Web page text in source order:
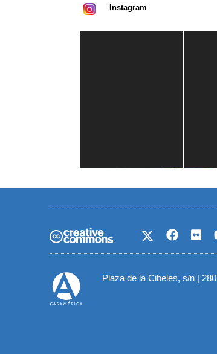
Instagram
Plaza de la Cibeles, s/n |